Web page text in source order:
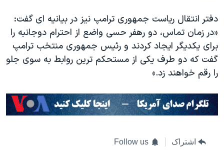
دفتر انتقال ریاست جمهوری ترامپ نیز در بیانیه ای گفت:
«در زمان تماس، دو رهفر حسی واضع از احترام دوجانبه را
برای یکدیگر ایجاد کردند و رئیس جمهوری منتخب ترامپ
گفت که دو طرف یکی از مستحکم ترین روابط به سوی جلو
را رقم خواهند زد.»
اشتراک Follow us